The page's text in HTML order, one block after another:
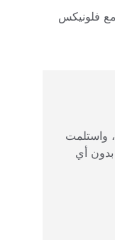
فلونيكس
واستلمت
بدون أي